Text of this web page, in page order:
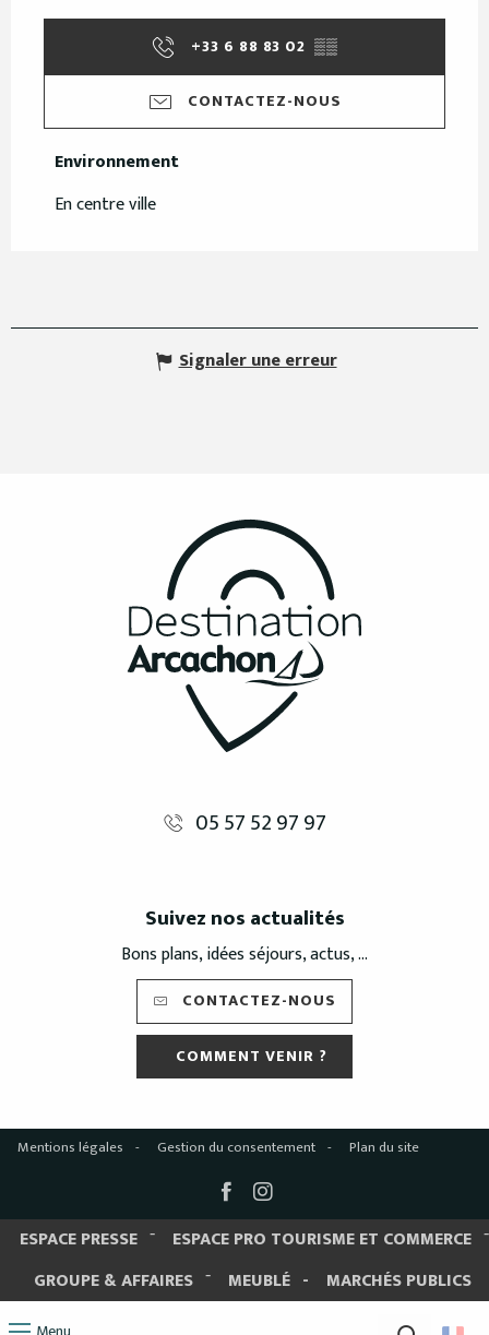
+33 6 88 83 02 ▒▒
CONTACTEZ-NOUS
Environnement
Environnement
En centre ville
Signaler une erreur
05 57 52 97 97
Suivez nos actualités
Bons plans, idées séjours, actus, ...
CONTACTEZ-NOUS
COMMENT VENIR ?
Mentions légales Gestion du consentement Plan du site
ESPACE PRESSE
ESPACE PRO TOURISME ET COMMERCE
GROUPE & AFFAIRES
MEUBLÉ MARCHÉS PUBLICS